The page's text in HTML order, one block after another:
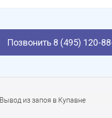
Позвонить 8 (495) 120-
Вывод из запоя в Купавне